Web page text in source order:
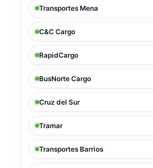
Transportes Mena
C&C Cargo
RapidCargo
BusNorte Cargo
Cruz del Sur
Tramar
Transportes Barrios